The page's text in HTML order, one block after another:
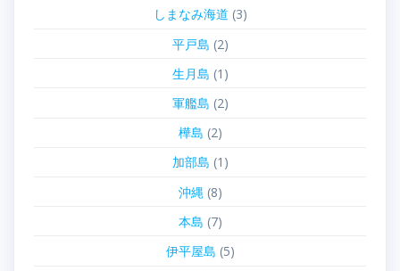
しまなみ海道 (3)
平戸島 (2)
生月島 (1)
軍艦島 (2)
樺島 (2)
加部島 (1)
沖縄 (8)
本島 (7)
伊平屋島 (5)